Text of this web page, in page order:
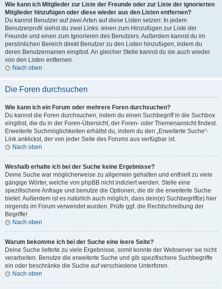
Wie kann ich Mitglieder zur Liste der Freunde oder zur Liste der ignorierten
Mitglieder hinzufügen oder diese wieder aus den Listen entfernen?
Du kannst Benutzer auf zwei Arten auf diese Listen setzen: In jedem
Benutzerprofil siehst du zwei Links: einen zum Hinzufügen zur Liste der
Freunde und einen zum Ignorieren des Benutzers. Außerdem kannst du im
persönlichen Bereich direkt Benutzer zu den Listen hinzufügen, indem du
deren Benutzernamen eingibst. An gleicher Stelle kannst du sie auch wieder
von den Listen entfernen.
Nach oben
Die Foren durchsuchen
Wie kann ich ein Forum oder mehrere Foren durchsuchen?
Du kannst die Foren durchsuchen, indem du einen Suchbegriff in die Suchbox
eingibst, die du in der Foren-Übersicht, der Foren- oder Themenansicht findest.
Erweiterte Suchmöglichkeiten erhältst du, indem du den „Erweiterte Suche“-
Link anklickst, der von jeder Seite des Forums aus verfügbar ist.
Nach oben
Weshalb erhalte ich bei der Suche keine Ergebnisse?
Deine Suche war möglicherweise zu allgemein gehalten und enthielt zu viele
gängige Wörter, welche von phpBB nicht indiziert werden. Stelle eine
spezifischere Anfrage und benutze die Optionen, die dir die erweiterte Suche
bietet. Außerdem ist es natürlich auch möglich, dass dein(e) Suchbegriff(e) hier
nirgends im Forum verwendet wurden. Prüfe ggf. die Rechtschreibung der
Begriffe!
Nach oben
Warum bekomme ich bei der Suche eine leere Seite?
Deine Suche lieferte zu viele Ergebnisse, somit konnte der Webserver sie nicht
verarbeiten. Benutze die erweiterte Suche und gib spezifischere Suchbegriffe
ein oder beschränke die Suche auf verschiedene Unterforen.
Nach oben